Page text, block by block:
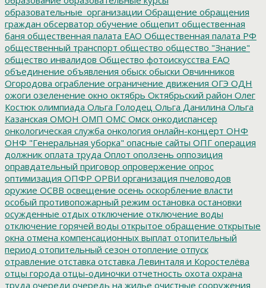
образовательные_организации Обращение обращения
граждан обсерватор обучение общепит общественная
баня общественная палата ЕАО Общественная палата РФ
общественный транспорт общество общество "Знание"
общество инвалидов Общество фотоискусства ЕАО
объединение объявления обыск обыски Овчинников
Огородова ограбление ограничение движения ОГЭ ОДН
ожоги озеленение окно октябрь Октябрьский район Олег
Костюк олимпиада Ольга Голодец Ольга Данилина Ольга
Казанская ОМОН ОМП ОМС Омск онкодиспансер
онкологическая служба онкология онлайн-концерт ОНФ
ОНФ "Генеральная уборка" опасные сайты ОПГ операция
должник оплата труда Оплот оползень оппозиция
оправдательный приговор опровержение опрос
оптимизация ОПФР ОРВИ организация пчеловодов
оружие ОСВВ освещение осень оскорбление власти
особый противопожарный режим остановка остановки
осужденные отдых отключение отключение воды
отключение горячей воды открытое обращение открытые
окна отмена компенсационных выплат отопительный
период отопительный сезон отопление отпуск
отравление отставка отставка Левинталя и Коростелёва
отцы города отцы-одиночки отчетность охота охрана
труда очереди очередь на жилье очистные сооружения